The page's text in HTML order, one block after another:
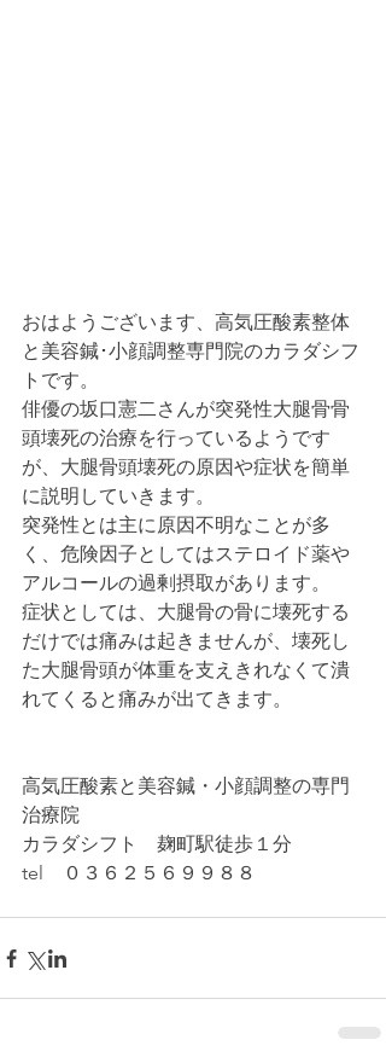
おはようございます、高気圧酸素整体
と美容鍼･小顔調整専門院のカラダシフ
トです。
俳優の坂口憲二さんが突発性大腿骨骨
頭壊死の治療を行っているようです
が、大腿骨頭壊死の原因や症状を簡単
に説明していきます。
突発性とは主に原因不明なことが多
く、危険因子としてはステロイド薬や
アルコールの過剰摂取があります。
症状としては、大腿骨の骨に壊死する
だけでは痛みは起きませんが、壊死し
た大腿骨頭が体重を支えきれなくて潰
れてくると痛みが出てきます。
高気圧酸素と美容鍼・小顔調整の専門
治療院
カラダシフト　麹町駅徒歩１分
tel　０３６２５６９９８８